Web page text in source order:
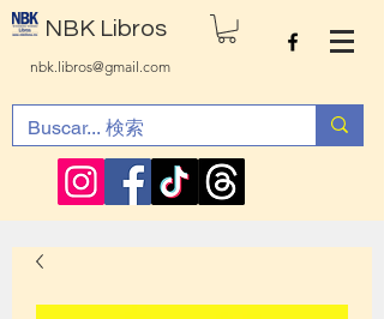
NBK Libros
nbk.libros@gmail.com